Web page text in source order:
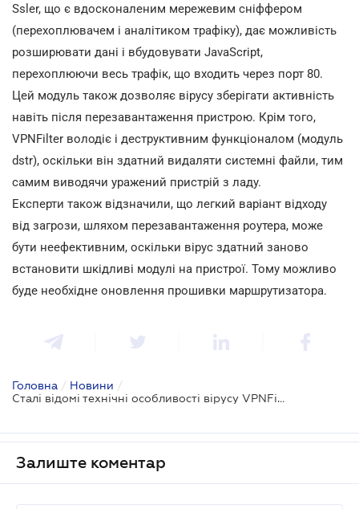
Ssler, що є вдосконаленим мережевим сніффером
(перехоплювачем і аналітиком трафіку), дає можливість
розширювати дані і вбудовувати JavaScript,
перехоплюючи весь трафік, що входить через порт 80.
Цей модуль також дозволяє вірусу зберігати активність
навіть після перезавантаження пристрою. Крім того,
VPNFilter володіє і деструктивним функціоналом (модуль
dstr), оскільки він здатний видаляти системні файли, тим
самим виводячи уражений пристрій з ладу.
Експерти також відзначили, що легкий варіант відходу
від загрози, шляхом перезавантаження роутера, може
бути неефективним, оскільки вірус здатний заново
встановити шкідливі модулі на пристрої. Тому можливо
буде необхідне оновлення прошивки маршрутизатора.
Головна / Новини /
Сталі відомі технічні особливості вірусу VPNFilter
Залиште коментар